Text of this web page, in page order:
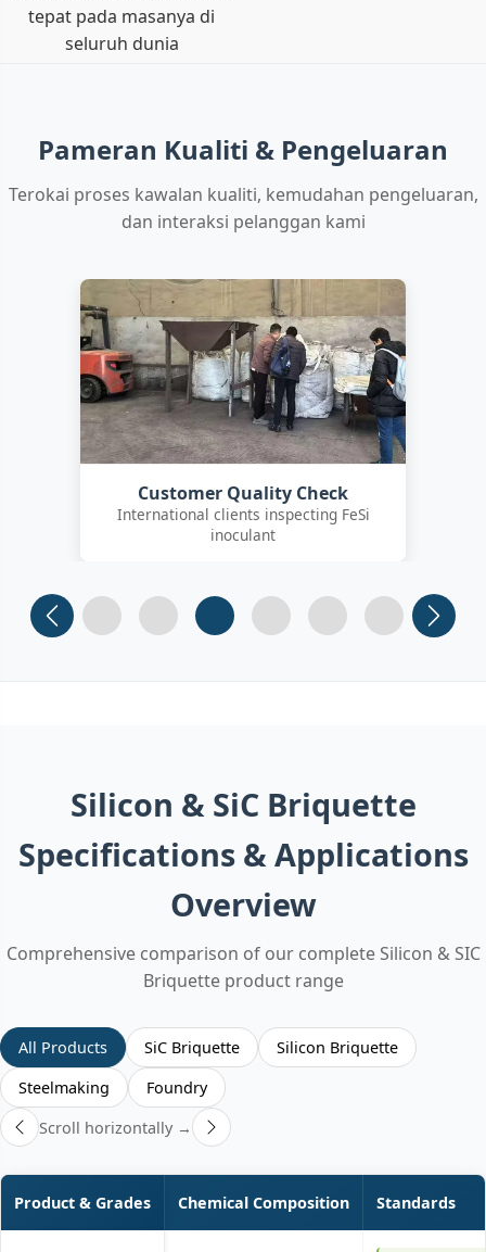
tepat pada masanya di
seluruh dunia
Pameran Kualiti & Pengeluaran
Terokai proses kawalan kualiti, kemudahan pengeluaran,
dan interaksi pelanggan kami
Customer Quality Check
International clients inspecting FeSi
inoculant
Slide 1 Slide 2 Slide 3 (current)
Slide 4 Slide 5 Slide 6
Silicon & SiC Briquette
Specifications & Applications
Overview
Comprehensive comparison of our complete Silicon & SIC
Briquette product range
All Products SiC Briquette
Silicon Briquette
Steelmaking
Foundry
Scroll horizontally →
Product & Grades Chemical Composition Standards